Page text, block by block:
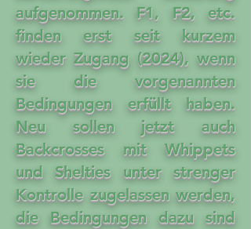
aufgenommen. F1, F2, etc.
finden erst seit kurzem
wieder Zugang (2024), wenn
sie die vorgenannten
Bedingungen erfüllt haben.
Neu sollen jetzt auch
Backcrosses mit Whippets
und Shelties unter strenger
Kontrolle zugelassen werden,
die Bedingungen dazu sind